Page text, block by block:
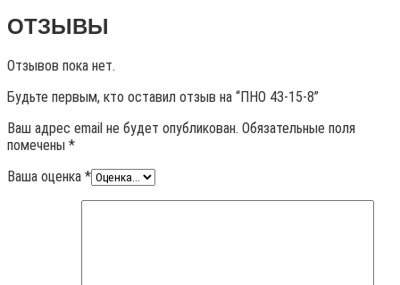
ОТЗЫВЫ
Отзывов пока нет.
Будьте первым, кто оставил отзыв на “ПНО 43-15-8”
Ваш адрес email не будет опубликован. Обязательные поля
помечены *
Ваша оценка *